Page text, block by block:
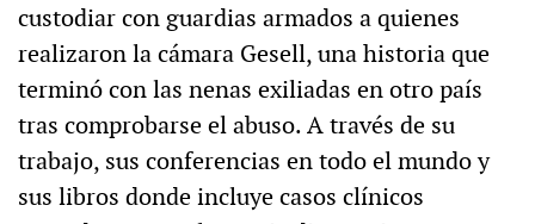
custodiar con guardias armados a quienes
realizaron la cámara Gesell, una historia que
terminó con las nenas exiliadas en otro país
tras comprobarse el abuso. A través de su
trabajo, sus conferencias en todo el mundo y
sus libros donde incluye casos clínicos